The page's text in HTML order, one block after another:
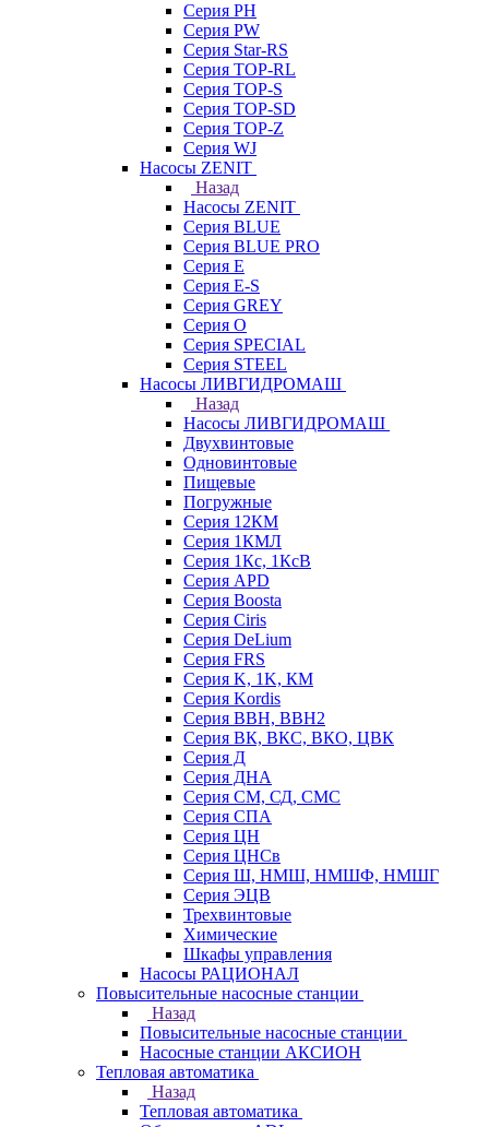
Серия PH
Серия PW
Серия Star-RS
Серия TOP-RL
Серия TOP-S
Серия TOP-SD
Серия TOP-Z
Серия WJ
Насосы ZENIT
Назад
Насосы ZENIT
Серия BLUE
Серия BLUE PRO
Серия E
Серия E-S
Серия GREY
Серия O
Серия SPECIAL
Серия STEEL
Насосы ЛИВГИДРОМАШ
Назад
Насосы ЛИВГИДРОМАШ
Двухвинтовые
Одновинтовые
Пищевые
Погружные
Серия 12КМ
Серия 1КМЛ
Серия 1Кс, 1КсВ
Серия APD
Серия Boosta
Серия Ciris
Серия DeLium
Серия FRS
Серия K, 1K, КМ
Серия Kordis
Серия ВВН, ВВН2
Серия ВК, ВКС, ВКО, ЦВК
Серия Д
Серия ДНА
Серия СМ, СД, СМС
Серия СПА
Серия ЦН
Серия ЦНСв
Серия Ш, НМШ, НМШФ, НМШГ
Серия ЭЦВ
Трехвинтовые
Химические
Шкафы управления
Насосы РАЦИОНАЛ
Повысительные насосные станции
Назад
Повысительные насосные станции
Насосные станции АКСИОН
Тепловая автоматика
Назад
Тепловая автоматика